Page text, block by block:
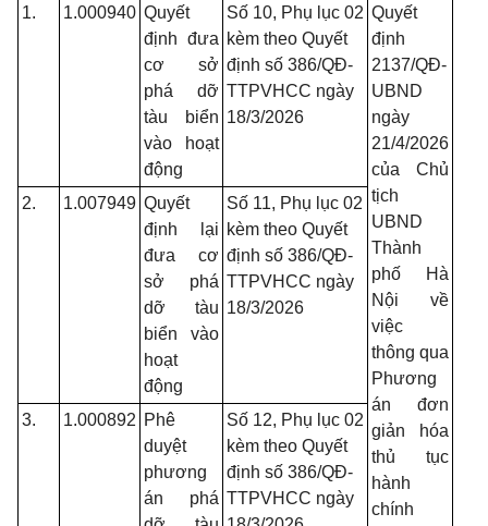
1.
1.000940 Quyết
định đưa
cơ sở
phá dỡ
tàu biển
vào hoạt
động
Số 10, Phụ lục 02
kèm theo Quyết
định số 386/QĐ-
TTPVHCC ngày
18/3/2026
Quyết
định
2137/QĐ-
UBND
ngày
21/4/2026
của Chủ
tịch
UBND
Thành
phố Hà
Nội về
việc
thông qua
Phương
án đơn
giản hóa
thủ tục
hành
chính
2. 1.007949 Quyết
định lại
đưa cơ
sở phá
dỡ tàu
biển vào
hoạt
động
Số 11, Phụ lục 02
kèm theo Quyết
định số 386/QĐ-
TTPVHCC ngày
18/3/2026
3. 1.000892 Phê
duyệt
phương
án phá
Số 12, Phụ lục 02
kèm theo Quyết
định số 386/QĐ-
TTPVHCC ngày